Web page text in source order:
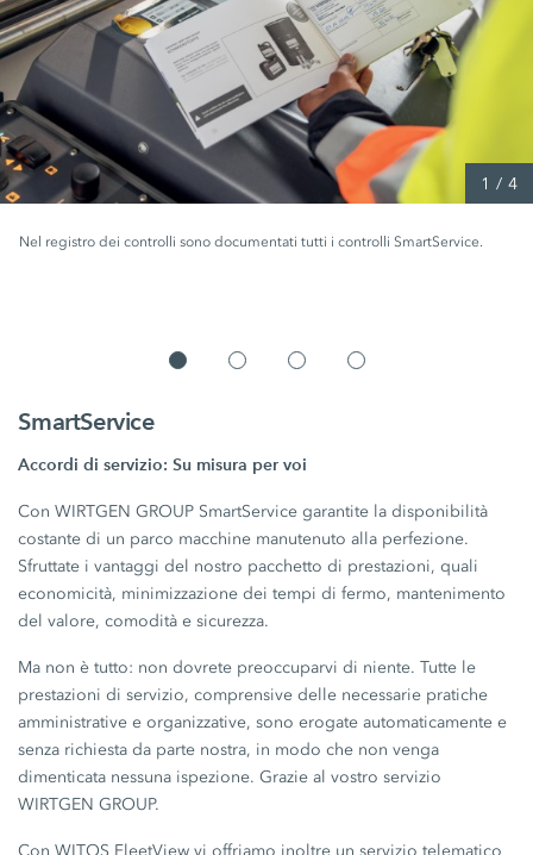
Nel registro dei controlli sono documentati tutti i controlli SmartService.
1 / 4
SmartService
Accordi di servizio: Su misura per voi
Con WIRTGEN GROUP SmartService garantite la disponibilità
costante di un parco macchine manutenuto alla perfezione.
Sfruttate i vantaggi del nostro pacchetto di prestazioni, quali
economicità, minimizzazione dei tempi di fermo, mantenimento
del valore, comodità e sicurezza.
Ma non è tutto: non dovrete preoccuparvi di niente. Tutte le
prestazioni di servizio, comprensive delle necessarie pratiche
amministrative e organizzative, sono erogate automaticamente e
senza richiesta da parte nostra, in modo che non venga
dimenticata nessuna ispezione. Grazie al vostro servizio
WIRTGEN GROUP.